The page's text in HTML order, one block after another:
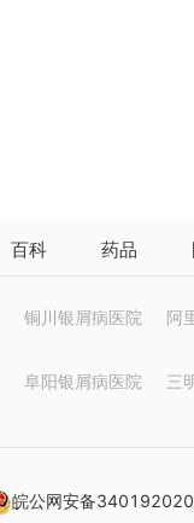
百科 药品
铜川银屑病医院 阿
阜阳银屑病医院 三
皖公网安备